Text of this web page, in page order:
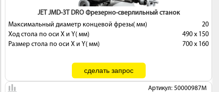
JET JMD-3T DRO Фрезерно-сверлильный станок
Максимальный диаметр концевой фрезы( мм)
20
Ход стола по оси X и Y( мм)
490 x 150
Размер стола по оси X и Y( мм)
700 x 160
Артикул: 50000987M